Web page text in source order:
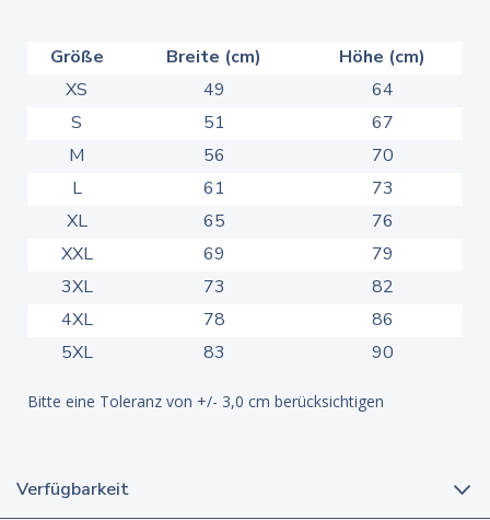
Größe Breite (cm)
Höhe (cm)
XS
49
64
S
51
67
M
56
70
L
61
73
XL
65
76
XXL
69
79
3XL
73
82
4XL
78
86
5XL
83 90
Bitte eine Toleranz von +/- 3,0 cm berücksichtigen
Verfügbarkeit